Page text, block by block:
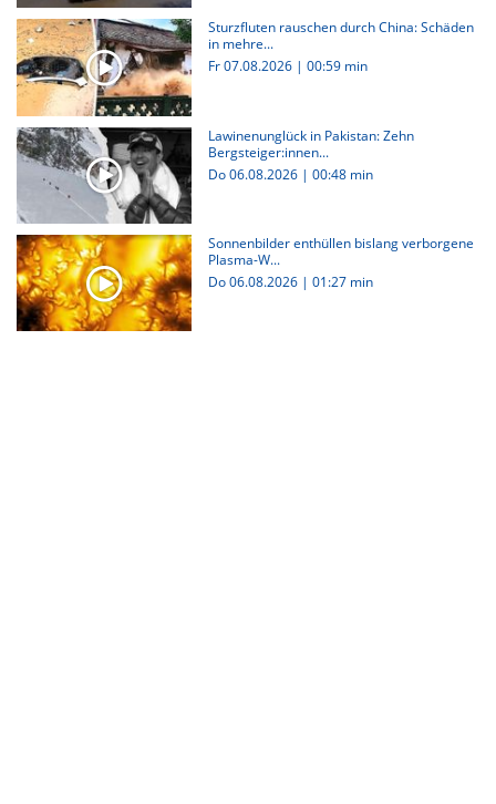
Sturzfluten rauschen durch China: Schäden
in mehre...
Fr 07.08.2026 | 00:59 min
Lawinenunglück in Pakistan: Zehn
Bergsteiger:innen...
Do 06.08.2026 | 00:48 min
Sonnenbilder enthüllen bislang verborgene
Plasma-W...
Do 06.08.2026 | 01:27 min